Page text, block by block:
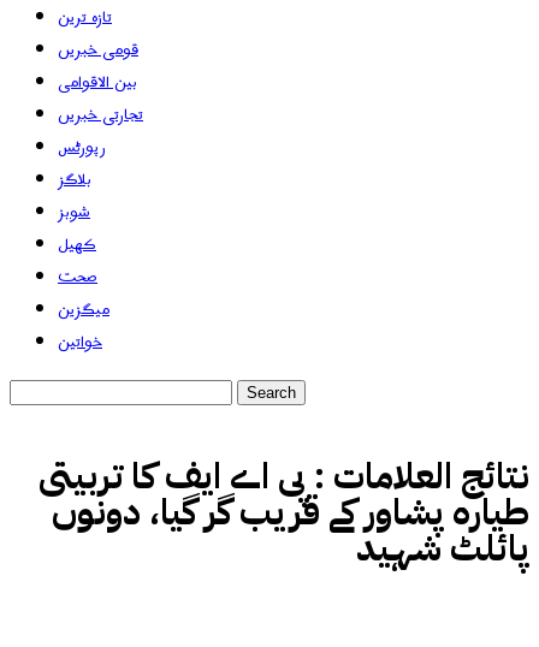
تازہ ترین
قومی خبریں
بین الاقوامی
تجارتی خبریں
رپورٹس
بلاگز
شوبز
کھیل
صحت
میگزین
خواتین
نتائج العلامات : پی اے ایف کا تربیتی
طیارہ پشاور کے قریب گر گیا، دونوں
پائلٹ شہید